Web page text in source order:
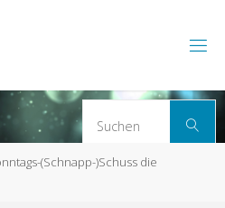
Suchen
(Schnapp-)Schuss die